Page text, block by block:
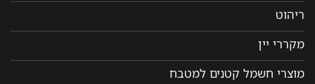
ריהוט
מקררי יין
מוצרי חשמל קטנים למטבח